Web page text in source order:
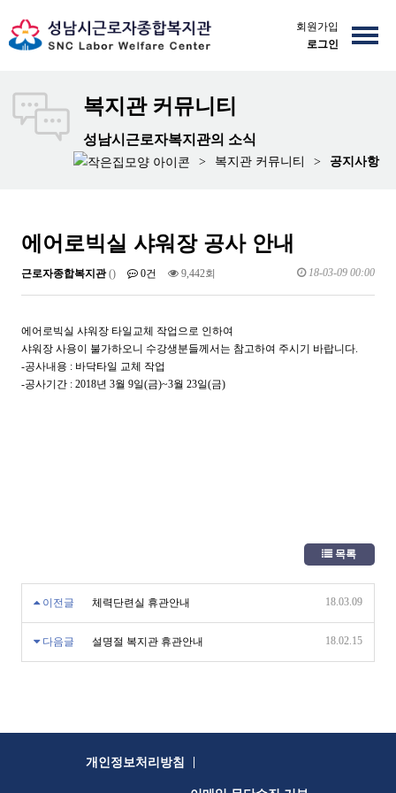
회원가입
로그인
복지관 커뮤니티
성남시근로자복지관의 소식
> 복지관 커뮤니티 > 공지사항
에어로빅실 샤워장 공사 안내
근로자종합복지관() 0건 9,442회 18-03-09 00:00
에어로빅실 샤워장 타일교체 작업으로 인하여
샤워장 사용이 불가하오니 수강생분들께서는 참고하여 주시기 바랍니다.
-공사내용 : 바닥타일 교체 작업
-공사기간 : 2018년 3월 9일(금)~3월 23일(금)
목록
이전글 체력단련실 휴관안내 18.03.09
다음글 설명절 복지관 휴관안내 18.02.15
개인정보처리방침